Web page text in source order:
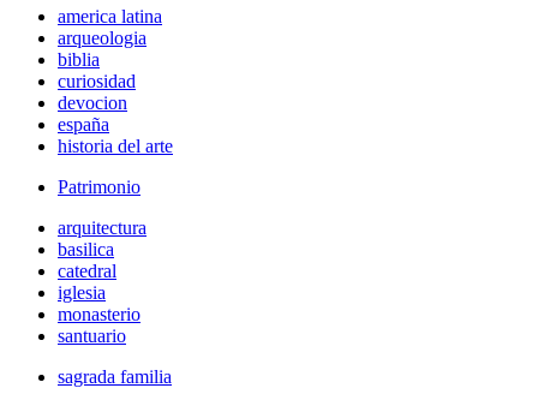
america latina
arqueologia
biblia
curiosidad
devocion
españa
historia del arte
Patrimonio
arquitectura
basilica
catedral
iglesia
monasterio
santuario
sagrada familia